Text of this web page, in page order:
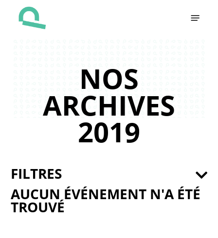
NOS
ARCHIVES
2019
AUCUN ÉVÉNEMENT N'A ÉTÉ
TROUVÉ
FILTRES